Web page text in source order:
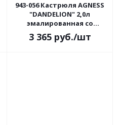
943-056 Кастрюля AGNESS
"DANDELION" 2,0л
эмалированная со
стеклянной крышкой
3 365руб./шт